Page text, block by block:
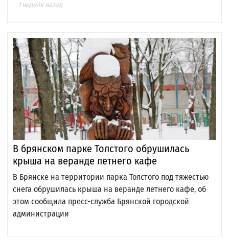
1 неделя назад
В брянском парке Толстого обрушилась
крыша на веранде летнего кафе
В Брянске на территории парка Толстого под тяжестью
снега обрушилась крыша на веранде летнего кафе, об
этом сообщила пресс-служба Брянской городской
администрации